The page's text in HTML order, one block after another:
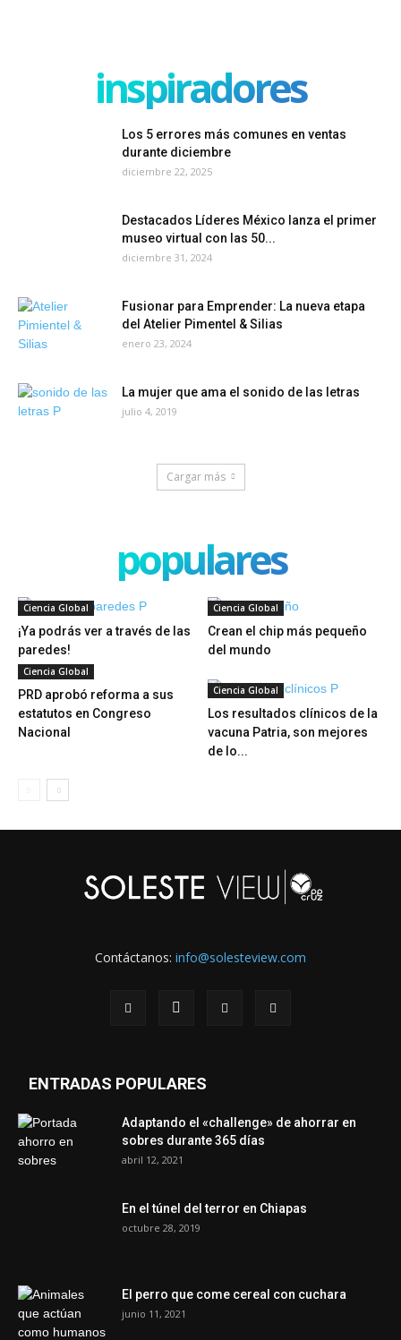
inspiradores
Los 5 errores más comunes en ventas
durante diciembre
diciembre 22, 2025
Destacados Líderes México lanza el primer
museo virtual con las 50...
diciembre 31, 2024
Fusionar para Emprender: La nueva etapa
del Atelier Pimentel & Silias
enero 23, 2024
La mujer que ama el sonido de las letras
julio 4, 2019
Cargar más
populares
Ciencia Global
¡Ya podrás ver a través de las
paredes!
Ciencia Global
Crean el chip más pequeño
del mundo
Ciencia Global
PRD aprobó reforma a sus
estatutos en Congreso
Nacional
Ciencia Global
Los resultados clínicos de la
vacuna Patria, son mejores
de lo...
Contáctanos: info@solesteview.com
ENTRADAS POPULARES
Adaptando el «challenge» de ahorrar en
sobres durante 365 días
abril 12, 2021
En el túnel del terror en Chiapas
octubre 28, 2019
El perro que come cereal con cuchara
junio 11, 2021